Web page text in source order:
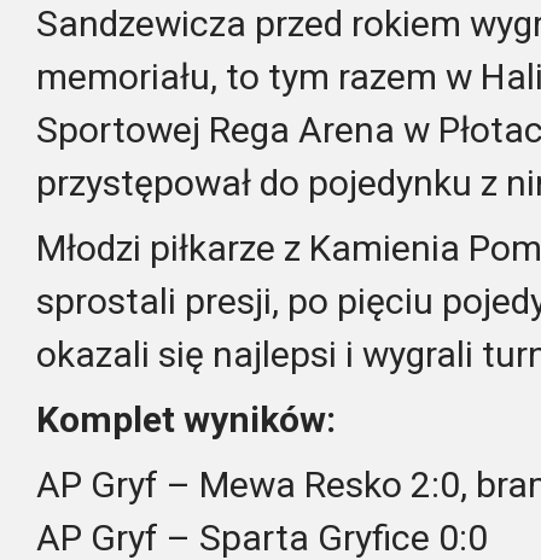
Sandzewicza przed rokiem
memoriału, to tym razem w
Sportowej Rega Arena w
przystępował do pojedynku z
Młodzi piłkarze z Kamienia
sprostali presji, po pięciu
okazali się najlepsi i wygrali
Komplet wyników:
AP Gryf – Mewa Resko 2:0,
AP Gryf – Sparta Gryfice 0:0